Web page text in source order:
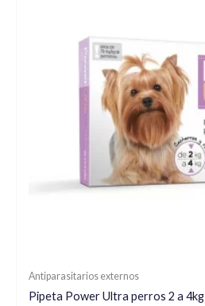
Antiparasitarios externos
Pipeta Power Ultra perros 2 a 4kg